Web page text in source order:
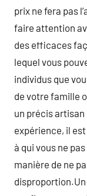
prix ne fera pas
faire attention
des efficaces
lequel vous
individus que
de votre famille
un précis artisan
expérience, il
à qui vous ne
manière de ne